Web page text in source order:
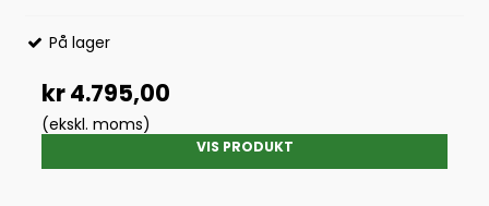
På lager
kr 4.795,00
(ekskl. moms)
VIS PRODUKT